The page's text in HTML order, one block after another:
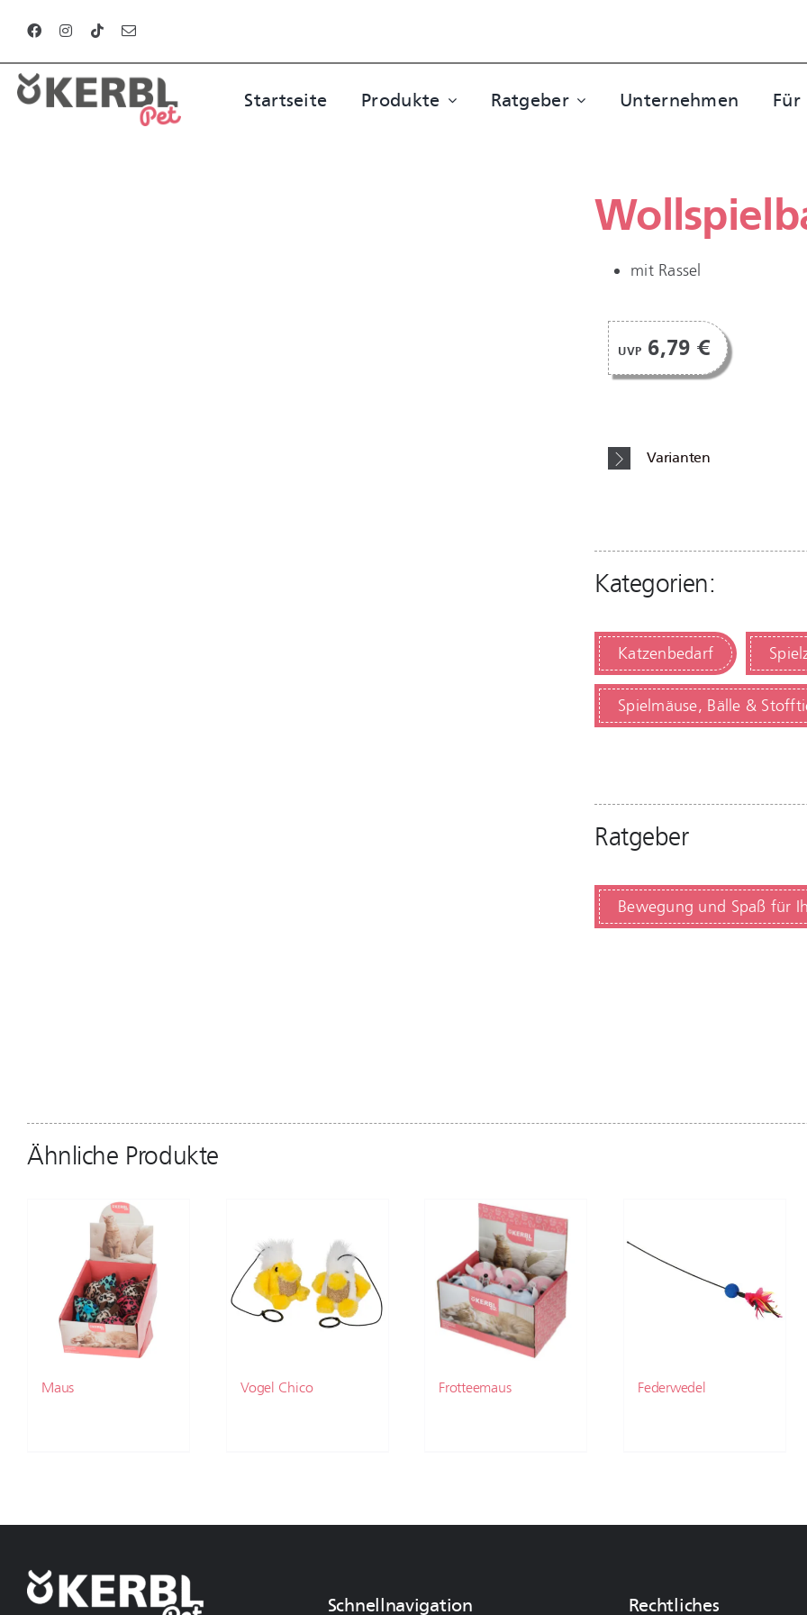
Inhalt
springen
Startseite Produkte Ratgeber Unternehmen Für
mit Rassel
UVP 6,79 €
Varianten
Kategorien:
Katzenbedarf
Spielmäuse, Bälle &
Ratgeber
Bewegung und Spaß für
Ähnliche Produkte
Maus Vogel Chico Frotteemaus Federwedel
Schnellnavigation Rechtliches